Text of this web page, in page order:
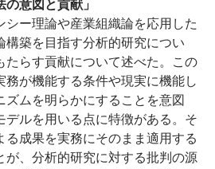
意図と貢献」
シー理論や産業組織論を応用した
構築を目指す分析的研究につい
たらす貢献について述べた。この
務が機能する条件や現実に機能し
ズムを明らかにすることを意図
デルを用いる点に特徴がある。そ
る成果を実務にそのまま適用する
が、分析的研究に対する批判の源